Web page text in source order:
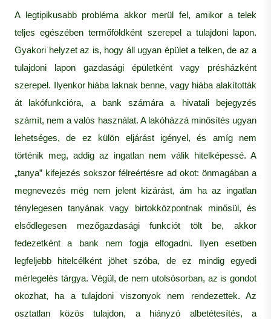
A legtipikusabb probléma akkor merül fel, amikor a telek
teljes egészében termőföldként szerepel a tulajdoni lapon.
Gyakori helyzet az is, hogy áll ugyan épület a telken, de az a
tulajdoni lapon gazdasági épületként vagy présházként
szerepel. Ilyenkor hiába laknak benne, vagy hiába alakították
át lakófunkcióra, a bank számára a hivatali bejegyzés
számít, nem a valós használat. A lakóházzá minősítés ugyan
lehetséges, de ez külön eljárást igényel, és amíg nem
történik meg, addig az ingatlan nem válik hitelképessé. A
„tanya” kifejezés sokszor félreértésre ad okot: önmagában a
megnevezés még nem jelent kizárást, ám ha az ingatlan
ténylegesen tanyának vagy birtokközpontnak minősül, és
elsődlegesen mezőgazdasági funkciót tölt be, akkor
fedezetként a bank nem fogja elfogadni. Ilyen esetben
legfeljebb hitelcélként jöhet szóba, de ez mindig egyedi
mérlegelés tárgya. Végül, de nem utolsósorban, az is gondot
okozhat, ha a tulajdoni viszonyok nem rendezettek. Az
osztatlan közös tulajdon, a hiányzó albetétesítés, a